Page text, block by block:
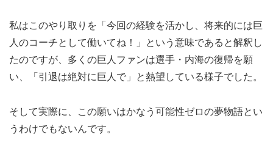
私はこのやり取りを「今回の経験を活かし、将来的には巨
人のコーチとして働いてね！」という意味であると解釈し
たのですが、多くの巨人ファンは選手・内海の復帰を願
い、「引退は絶対に巨人で」と熱望している様子でした。
そして実際に、この願いはかなう可能性ゼロの夢物語とい
うわけでもないんです。